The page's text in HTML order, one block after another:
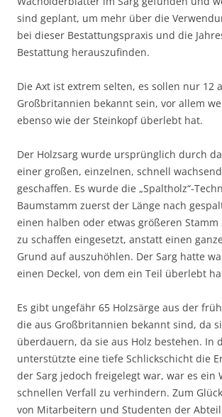
sind geplant, um mehr über die
bei dieser Bestattungspraxis und die
Bestattung herauszufinden.
Die Axt ist extrem selten, es sollen nur 12
Großbritannien bekannt sein, vor allem
ebenso wie der Steinkopf überlebt hat.
Der Holzsarg wurde ursprünglich durch
einer großen, einzelnen, schnell
geschaffen. Es wurde die „Spaltholz“-
Baumstamm zuerst der Länge nach
einen halben oder etwas größeren Stamm
zu schaffen eingesetzt, anstatt einen
Grund auf auszuhöhlen. Der Sarg hatte
einen Deckel, von dem ein Teil überlebt
Es gibt ungefähr 65 Holzsärge aus der
die aus Großbritannien bekannt sind, da
überdauern, da sie aus Holz bestehen. In
unterstützte eine tiefe Schlickschicht die
der Sarg jedoch freigelegt war, war es ein
schnellen Verfall zu verhindern. Zum
von Mitarbeitern und Studenten der